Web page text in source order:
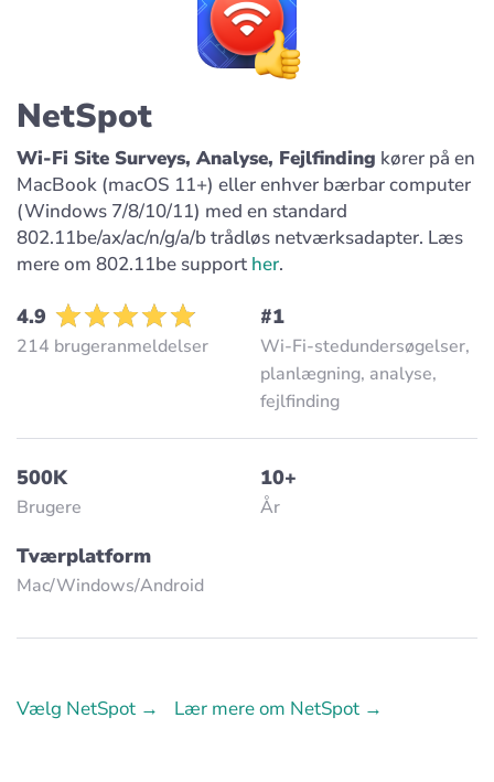
NetSpot
Wi-Fi Site Surveys, Analyse, Fejlfinding kører på en
MacBook (macOS 11+) eller enhver bærbar computer
(Windows 7/8/10/11) med en standard
802.11be/ax/ac/n/g/a/b trådløs netværksadapter. Læs
mere om 802.11be support her.
4.9
214 brugeranmeldelser
#1
Wi-Fi-stedundersøgelser,
planlægning, analyse,
fejlfinding
500K
Brugere
10+
År
Tværplatform
Mac/Windows/Аndroid
Vælg NetSpot → Lær mere om NetSpot →